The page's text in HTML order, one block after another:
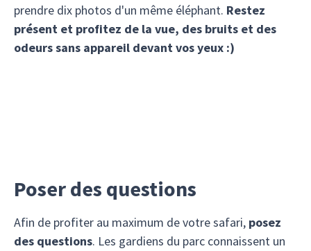
prendre dix photos d'un même éléphant. Restez
présent et profitez de la vue, des bruits et des
odeurs sans appareil devant vos yeux :)
Poser des questions
Afin de profiter au maximum de votre safari, posez
des questions. Les gardiens du parc connaissent un